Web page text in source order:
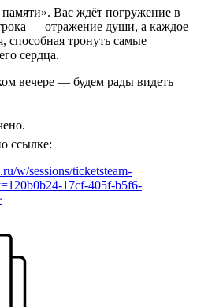
Вас ждёт погружение в
— отражение души, а каждое
способная тронуть самые
сердца.
вечере — будем рады видеть
ссылке:
w/sessions/ticketsteam-
17cf-405f-b5f6-